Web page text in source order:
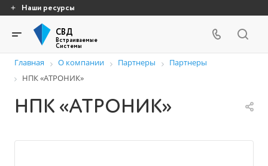
Наши ресурсы
СВД
Встраиваемые
Системы
Главная О компании Партнеры
Партнеры
НПК «АТРОНИК»
НПК «АТРОНИК»